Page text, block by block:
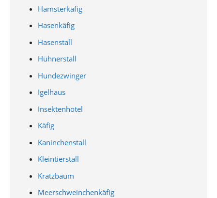
Hamsterkäfig
Hasenkäfig
Hasenstall
Hühnerstall
Hundezwinger
Igelhaus
Insektenhotel
Käfig
Kaninchenstall
Kleintierstall
Kratzbaum
Meerschweinchenkäfig